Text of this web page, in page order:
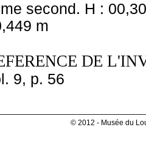
second. H :
m
DE
9, p. 56
© 2012 - Musée du